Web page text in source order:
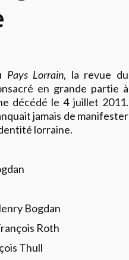
Pays Lorrain, la revue du
en grande partie à
décédé le 4 juillet 2011.
jamais de manifester
lorraine.
Bogdan
Roth
Thull